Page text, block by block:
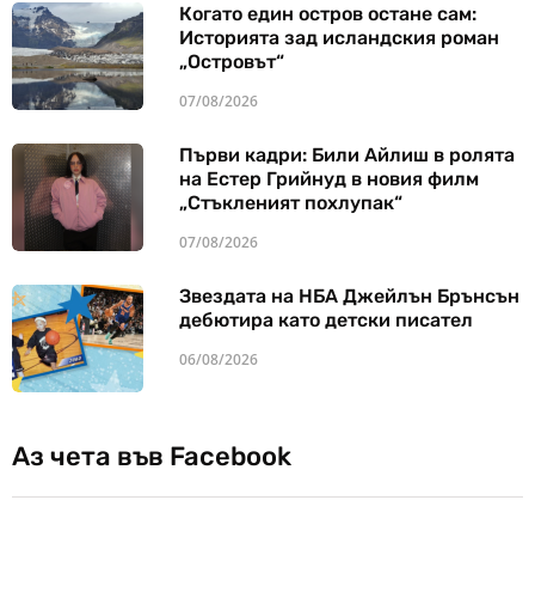
Когато един остров остане сам:
Историята зад исландския роман
„Островът“
07/08/2026
Първи кадри: Били Айлиш в ролята
на Естер Грийнуд в новия филм
„Стъкленият похлупак“
07/08/2026
Звездата на НБА Джейлън Брънсън
дебютира като детски писател
06/08/2026
Аз чета във Facebook